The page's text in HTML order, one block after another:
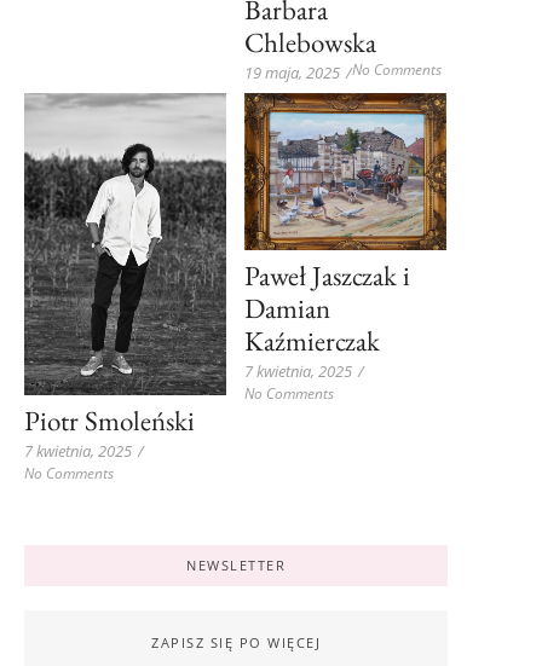
Barbara
Chlebowska
19 maja, 2025 /No Comments
Piotr Smoleński
7 kwietnia, 2025 /
No Comments
Paweł Jaszczak i
Damian
Kaźmierczak
7 kwietnia, 2025 /
No Comments
NEWSLETTER
ZAPISZ SIĘ PO WIĘCEJ